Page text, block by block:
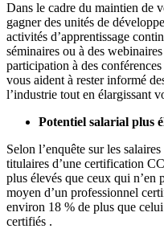
Dans le cadre du maintien de
gagner des unités de
activités d’apprentissage
séminaires ou à des
participation à des
vous aident à rester informé
l’industrie tout en élargissant
Potentiel salarial plus
Selon l’enquête sur les
titulaires d’une certification
plus élevés que ceux qui n’en
moyen d’un professionnel
environ 18 % de plus que
certifiés .